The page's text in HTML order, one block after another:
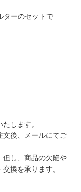
ターのセットで
します。
文後、メールにてご
但し、商品の欠陥や
換を承ります。